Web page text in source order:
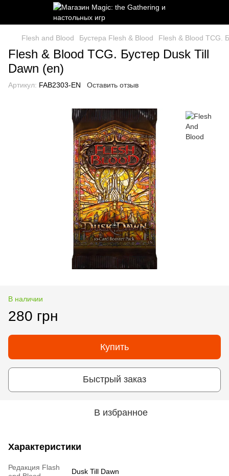
Flesh and Blood Бустера Flesh & Blood Flesh & Blood TCG.
Flesh & Blood TCG. Бустер Dusk Till
Dawn (en)
Артикул: FAB2303-EN Оставить отзыв
В наличии
280 грн
Купить
Быстрый заказ
В избранное
Характеристики
Редакция Flash
Dusk Till Dawn